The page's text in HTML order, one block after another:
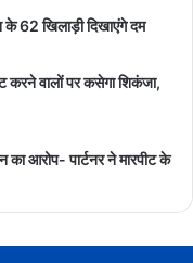
62 खिलाड़ी दिखाएंगे दम
करने वालों पर कसेगा शिकंजा,
का आरोप- पार्टनर ने मारपीट के